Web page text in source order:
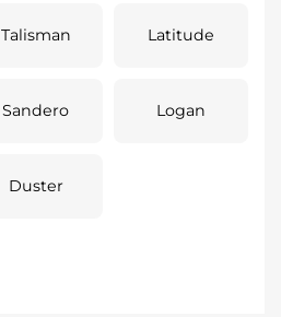
Talisman Latitude
Sandero Logan
Duster